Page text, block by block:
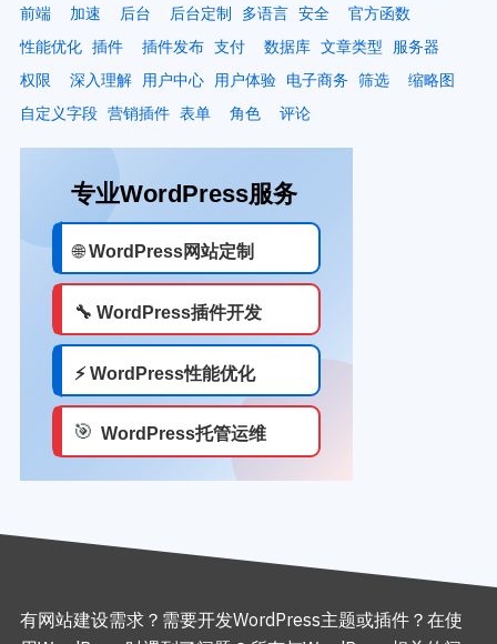
前端
加速 后台 后台定制 多语言 安全
官方函数
性能优化 插件 插件发布 支付 数据库 文章类型
服务器
权限
深入理解 用户中心 用户体验 电子商务 筛选
缩略图
自定义字段 营销插件 表单 角色 评论
有网站建设需求？需要开发WordPress主题或插件？在使